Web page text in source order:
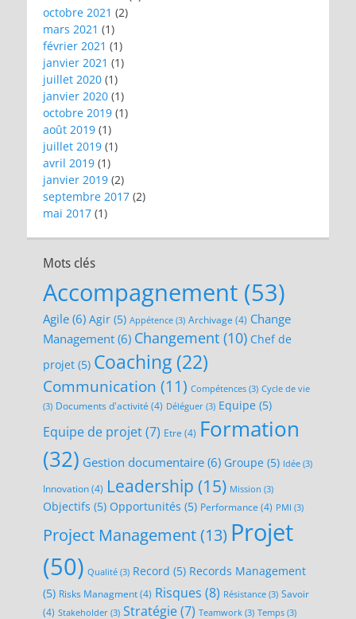
octobre 2021 (2)
mars 2021 (1)
février 2021 (1)
janvier 2021 (1)
juillet 2020 (1)
janvier 2020 (1)
octobre 2019 (1)
août 2019 (1)
juillet 2019 (1)
avril 2019 (1)
janvier 2019 (2)
septembre 2017 (2)
mai 2017 (1)
Mots clés
Accompagnement (53)
Agile (6) Agir (5) Appétence (3) Archivage (4) Change
Management (6) Changement (10) Chef de
projet (5) Coaching (22)
Communication (11) Compétences (3) Cycle de vie
(3) Documents d'activité (4) Déléguer (3) Equipe (5)
Equipe de projet(7) Etre (4) Formation
(32) Gestion documentaire (6) Groupe (5) Idée (3)
Innovation(4) Leadership (15) Mission (3)
Objectifs (5) Opportunités (5) Performance (4) PMI (3)
Project Management(13) Projet
(50) Qualité (3) Record (5) Records Management
(5) Risks Managment(4) Risques (8) Résistance (3) Savoir
(4) Stakeholder (3) Stratégie(7) Teamwork (3) Temps (3)